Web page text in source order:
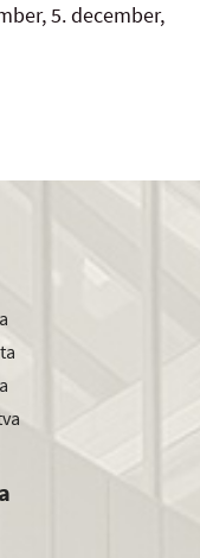
5. december,